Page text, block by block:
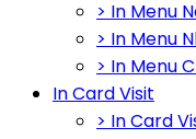
> In Menu
> In Menu
> In Menu
In Card Visit
> In Card